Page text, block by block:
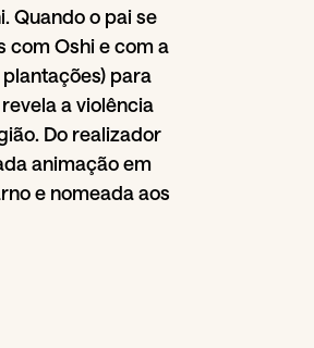
Quando o pai se
com Oshi e com a
para
a violência
Do realizador
animação em
e nomeada aos